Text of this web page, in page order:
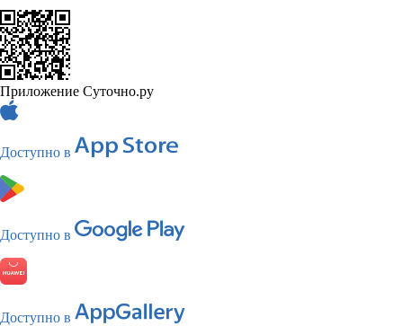
Приложение Суточно.ру
Доступно в
Доступно в
Доступно в